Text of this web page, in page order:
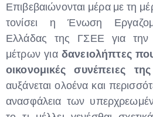
Επιβεβαιώνονται μέρα με τη
τονίσει η Ένωση
Ελλάδας της ΓΣΕΕ για την
μέτρων για δανειολήπτες
οικονομικές συνέπειες
αυξάνεται ολοένα και
ανασφάλεια των